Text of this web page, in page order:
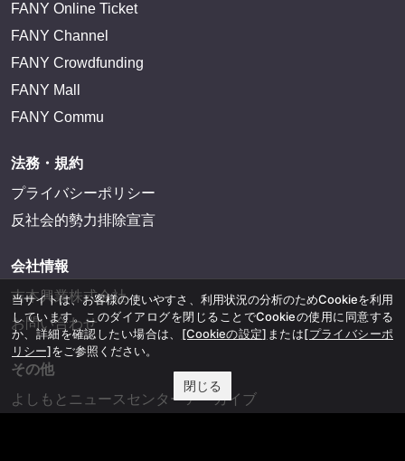
FANY Online Ticket
FANY Channel
FANY Crowdfunding
FANY Mall
FANY Commu
法務・規約
プライバシーポリシー
反社会的勢力排除宣言
会社情報
吉本興業株式会社
お問い合わせ
その他
よしもとニュースセンターアーカイブ
当サイトは、お客様の使いやすさ、利用状況の分析のためCookieを利用
しています。このダイアログを閉じることでCookieの使用に同意する
か、詳細を確認したい場合は、 [Cookieの設定] または[プライバシーポ
リシー]をご参照ください。
閉じる